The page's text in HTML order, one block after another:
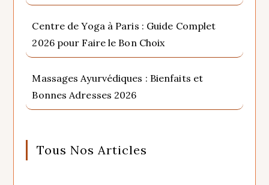
Centre de Yoga à Paris : Guide Complet
2026 pour Faire le Bon Choix
Massages Ayurvédiques : Bienfaits et
Bonnes Adresses 2026
Tous Nos Articles